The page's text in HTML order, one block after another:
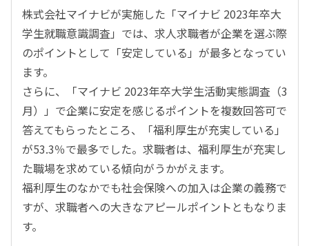
株式会社マイナビが実施した「マイナビ 2023年卒大
学生就職意識調査」では、求人求職者が企業を選ぶ際
のポイントとして「安定している」が最多となってい
ます。
さらに、「マイナビ 2023年卒大学生活動実態調査（3
月）」で企業に安定を感じるポイントを複数回答可で
答えてもらったところ、「福利厚生が充実している」
が53.3％で最多でした。求職者は、福利厚生が充実し
た職場を求めている傾向がうかがえます。
福利厚生のなかでも社会保険への加入は企業の義務で
すが、求職者への大きなアピールポイントともなりま
す。